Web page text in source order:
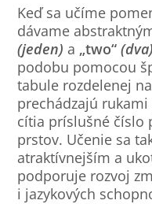
Keď sa učíme
dávame
(jeden) a „two“(dva)
podobu pomocou
tabule rozdelenej
prechádzajú
cítia príslušné číslo
prstov. Učenie sa
atraktívnejším a
podporuje rozvoj
i jazykových